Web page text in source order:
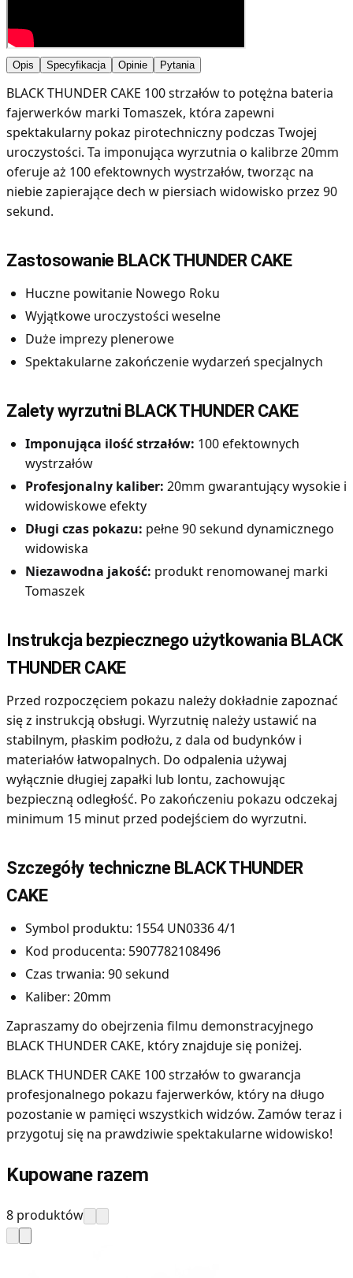
Opis Specyfikacja Opinie Pytania
BLACK THUNDER CAKE 100 strzałów to potężna bateria
fajerwerków marki Tomaszek, która zapewni
spektakularny pokaz pirotechniczny podczas Twojej
uroczystości. Ta imponująca wyrzutnia o kalibrze 20mm
oferuje aż 100 efektownych wystrzałów, tworząc na
niebie zapierające dech w piersiach widowisko przez 90
sekund.
Zastosowanie BLACK THUNDER CAKE
Huczne powitanie Nowego Roku
Wyjątkowe uroczystości weselne
Duże imprezy plenerowe
Spektakularne zakończenie wydarzeń specjalnych
Zalety wyrzutni BLACK THUNDER CAKE
Imponująca ilość strzałów: 100 efektownych
wystrzałów
Profesjonalny kaliber: 20mm gwarantujący wysokie i
widowiskowe efekty
Długi czas pokazu: pełne 90 sekund dynamicznego
widowiska
Niezawodna jakość: produkt renomowanej marki
Tomaszek
Instrukcja bezpiecznego użytkowania BLACK
THUNDER CAKE
Przed rozpoczęciem pokazu należy dokładnie zapoznać
się z instrukcją obsługi. Wyrzutnię należy ustawić na
stabilnym, płaskim podłożu, z dala od budynków i
materiałów łatwopalnych. Do odpalenia używaj
wyłącznie długiej zapałki lub lontu, zachowując
bezpieczną odległość. Po zakończeniu pokazu odczekaj
minimum 15 minut przed podejściem do wyrzutni.
Szczegóły techniczne BLACK THUNDER
CAKE
Symbol produktu: 1554 UN0336 4/1
Kod producenta: 5907782108496
Czas trwania: 90 sekund
Kaliber: 20mm
Zapraszamy do obejrzenia filmu demonstracyjnego
BLACK THUNDER CAKE, który znajduje się poniżej.
BLACK THUNDER CAKE 100 strzałów to gwarancja
profesjonalnego pokazu fajerwerków, który na długo
pozostanie w pamięci wszystkich widzów. Zamów teraz i
przygotuj się na prawdziwie spektakularne widowisko!
Kupowane razem
8 produktów